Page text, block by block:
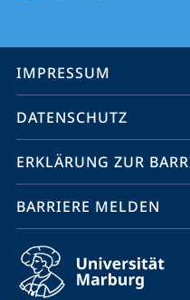
Service-
Navigation
IMPRESSUM
DATENSCHUTZ
ERKLÄRUNG ZUR
BARRIERE MELDEN